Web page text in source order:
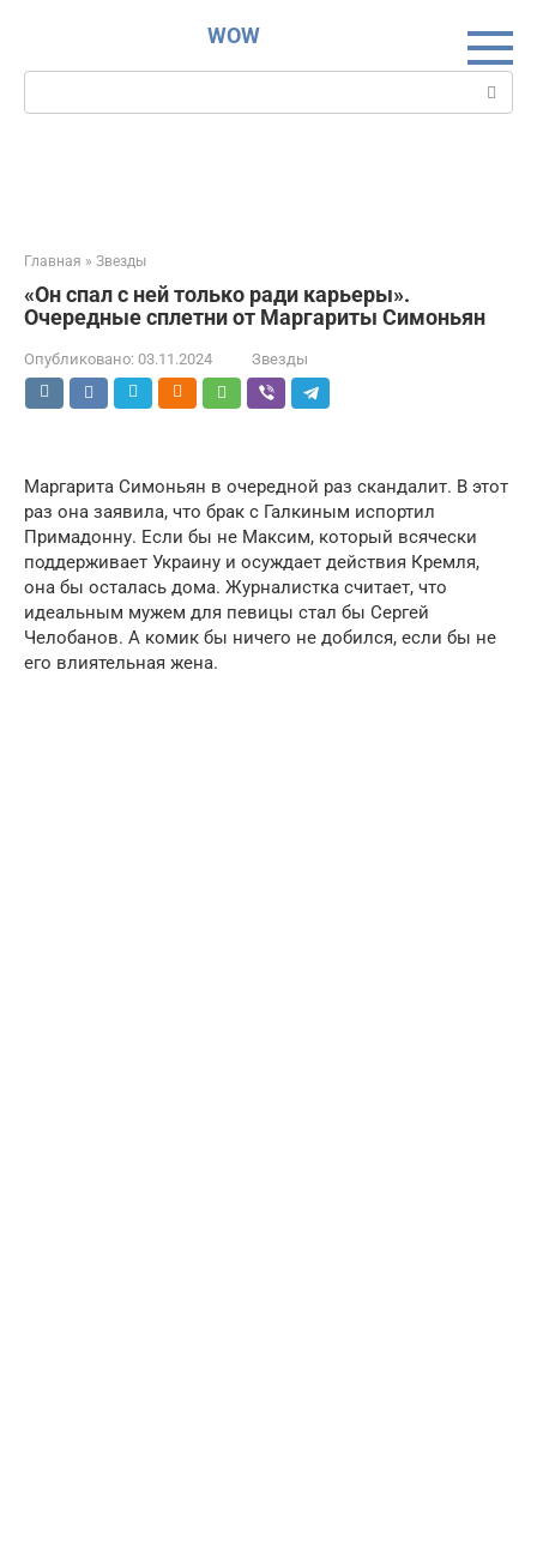
WOW
Поиск:
Главная » Звезды
«Он спал с ней только ради карьеры».
Очередные сплетни от Маргариты Симоньян
Опубликовано: 03.11.2024 Звезды
Маргарита Симоньян в очередной раз скандалит. В этот
раз она заявила, что брак с Галкиным испортил
Примадонну. Если бы не Максим, который всячески
поддерживает Украину и осуждает действия Кремля,
она бы осталась дома. Журналистка считает, что
идеальным мужем для певицы стал бы Сергей
Челобанов. А комик бы ничего не добился, если бы не
его влиятельная жена.